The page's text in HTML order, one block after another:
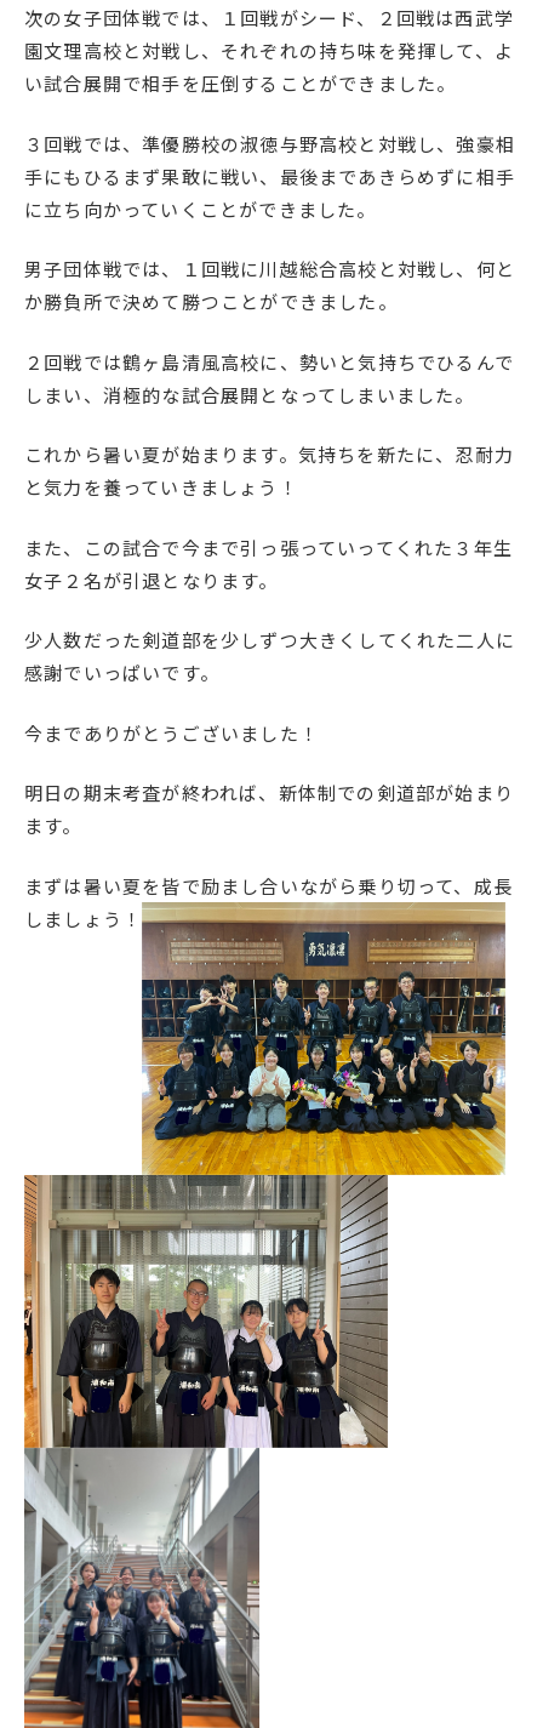
アクセス
お問い合わせ
次の女子団体戦では、１回戦がシード、２回戦は西武学
園文理高校と対戦し、それぞれの持ち味を発揮して、よ
い試合展開で相手を圧倒することができました。
３回戦では、準優勝校の淑徳与野高校と対戦し、強豪相
手にもひるまず果敢に戦い、最後まであきらめずに相手
に立ち向かっていくことができました。
男子団体戦では、１回戦に川越総合高校と対戦し、何と
か勝負所で決めて勝つことができました。
２回戦では鶴ヶ島清風高校に、勢いと気持ちでひるんで
しまい、消極的な試合展開となってしまいました。
これから暑い夏が始まります。気持ちを新たに、忍耐力
と気力を養っていきましょう！
また、この試合で今まで引っ張っていってくれた３年生
女子２名が引退となります。
少人数だった剣道部を少しずつ大きくしてくれた二人に
感謝でいっぱいです。
今までありがとうございました！
明日の期末考査が終われば、新体制での剣道部が始まり
ます。
まずは暑い夏を皆で励まし合いながら乗り切って、成長
しましょう！